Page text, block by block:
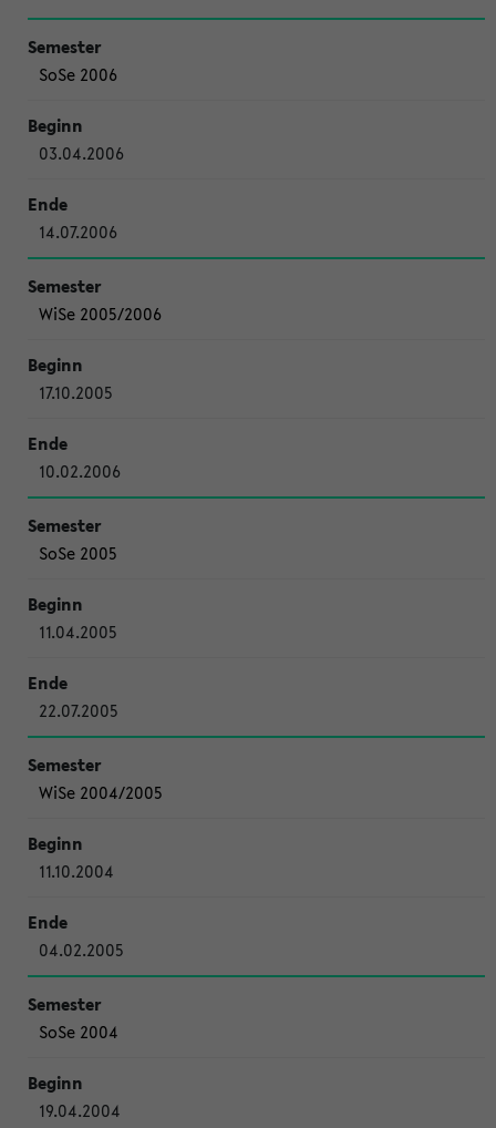
SoSe 2006
03.04.2006
14.07.2006
WiSe 2005/2006
17.10.2005
10.02.2006
SoSe 2005
11.04.2005
22.07.2005
WiSe 2004/2005
11.10.2004
04.02.2005
SoSe 2004
19.04.2004